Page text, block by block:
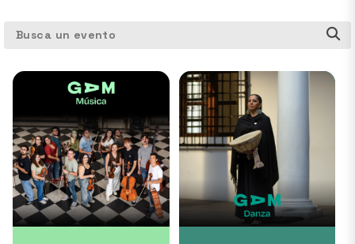
Busca un evento